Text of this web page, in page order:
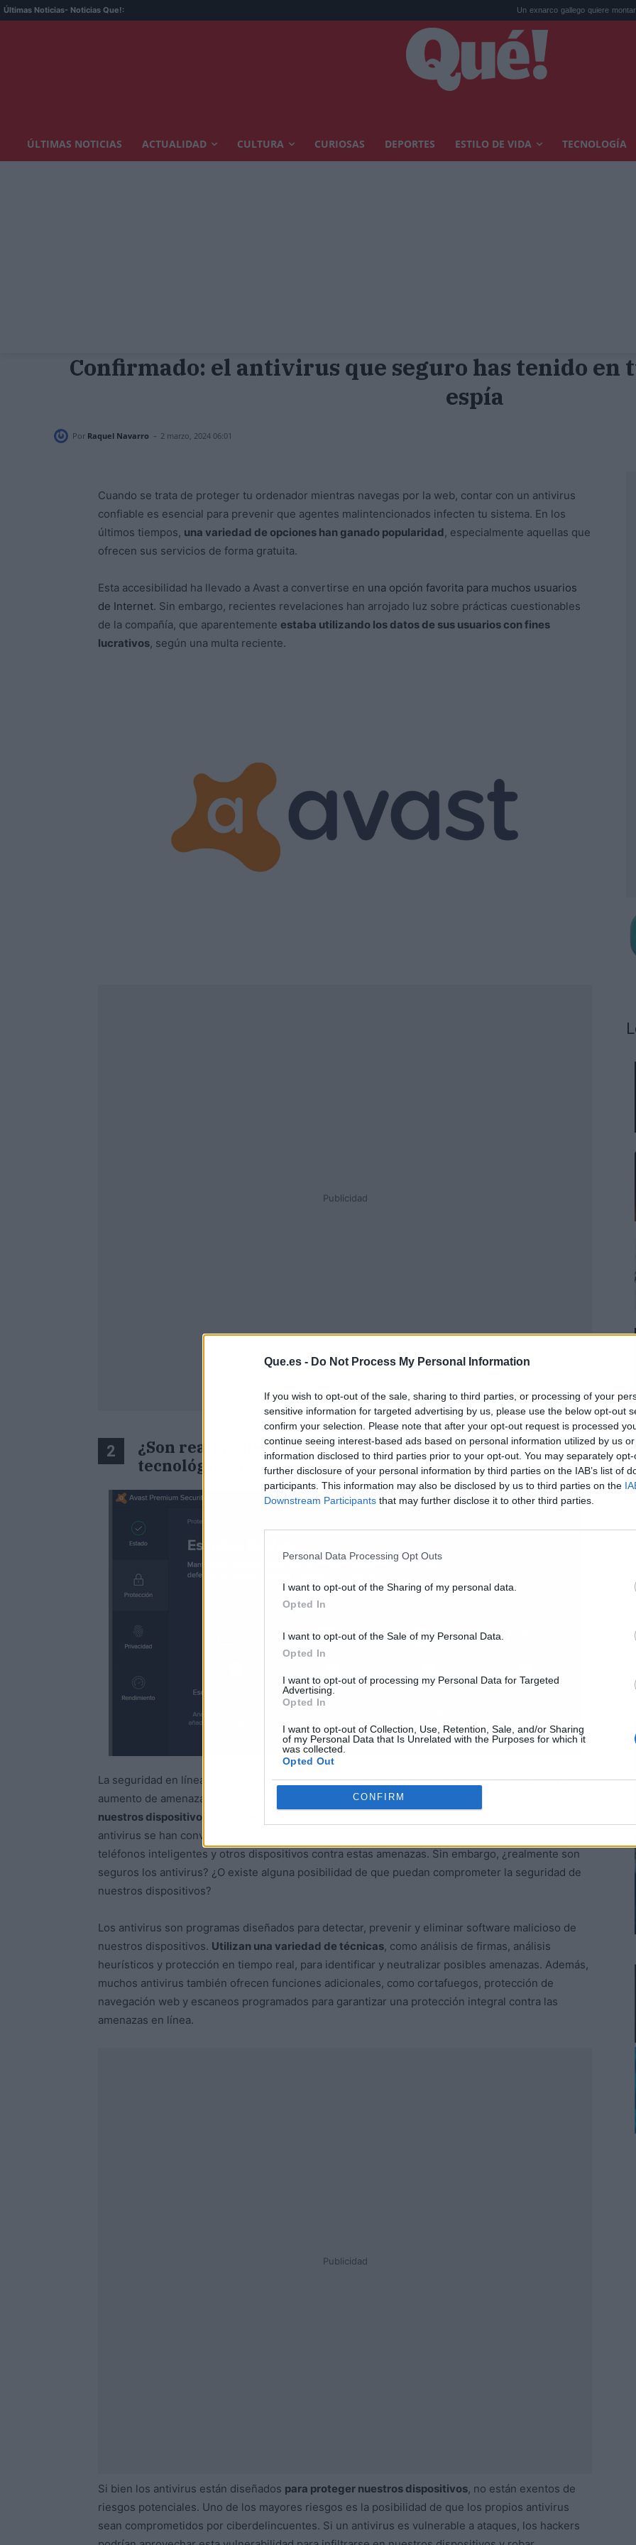
Que.es - Do Not Process My Personal Information
If you wish to opt-out of the sale, sharing to third parties, or processing of your
sensitive information for targeted advertising by us, please use the below opt-out
confirm your selection. Please note that after your opt-out request is processed
continue seeing interest-based ads based on personal information utilized by us
information disclosed to third parties prior to your opt-out. You may separately
further disclosure of your personal information by third parties on the IAB’s list of
participants. This information may also be disclosed by us to third parties on the
Downstream Participants that may further disclose it to other third parties.
Personal Data Processing Opt Outs
I want to opt-out of the Sharing of my personal data.
Opted In
I want to opt-out of the Sale of my Personal Data.
Opted In
I want to opt-out of processing my Personal Data for Targeted
Advertising.
Opted In
I want to opt-out of Collection, Use, Retention, Sale, and/or Sharing
of my Personal Data that Is Unrelated with the Purposes for which it
was collected.
Opted Out
CONFIRM
Últimas Noticias- Noticias Que!: Un exnarco gallego quiere montar su 'Ruta
ÚLTIMAS NOTICIAS ACTUALIDAD CULTURA CURIOSAS DEPORTES ESTILO DE VIDA TECNOLOGÍA
Confirmado: el antivirus que seguro has tenido en
espía
Por Raquel Navarro - 2 marzo, 2024 06:01
Cuando se trata de proteger tu ordenador mientras navegas por la web, contar con un antivirus
confiable es esencial para prevenir que agentes malintencionados infecten tu sistema. En los
últimos tiempos, una variedad de opciones han ganado popularidad, especialmente aquellas que
ofrecen sus servicios de forma gratuita.
Esta accesibilidad ha llevado a Avast a convertirse en una opción favorita para muchos usuarios
de Internet. Sin embargo, recientes revelaciones han arrojado luz sobre prácticas cuestionables
de la compañía, que aparentemente estaba utilizando los datos de sus usuarios con fines
lucrativos, según una multa reciente.
Publicidad
2
¿Son realmente seguros los antivirus para dispositivos
tecnológicos?
La seguridad en línea es una preocupación creciente en la era digital en la que vivimos. Con el
aumento de amenazas como virus informáticos, malware, ransomware y phishing,
nuestros dispositivos tecnológicos
antivirus se han convertido en una herramienta fundamental para proteger nuestros ordenadores,
teléfonos inteligentes y otros dispositivos contra estas amenazas. Sin embargo, ¿realmente son
seguros los antivirus? ¿O existe alguna posibilidad de que puedan comprometer la seguridad de
nuestros dispositivos?
Los antivirus son programas diseñados para detectar, prevenir y eliminar software malicioso de
nuestros dispositivos. Utilizan una variedad de técnicas, como análisis de firmas, análisis
heurísticos y protección en tiempo real, para identificar y neutralizar posibles amenazas. Además,
muchos antivirus también ofrecen funciones adicionales, como cortafuegos, protección de
navegación web y escaneos programados para garantizar una protección integral contra las
amenazas en línea.
Publicidad
Si bien los antivirus están diseñados para proteger nuestros dispositivos, no están exentos de
riesgos potenciales. Uno de los mayores riesgos es la posibilidad de que los propios antivirus
sean comprometidos por ciberdelincuentes. Si un antivirus es vulnerable a ataques, los hackers